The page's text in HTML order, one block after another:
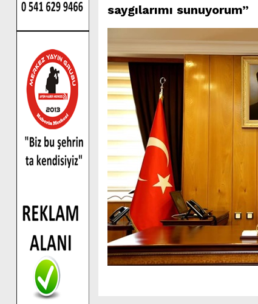
saygılarımı sunuyorum”